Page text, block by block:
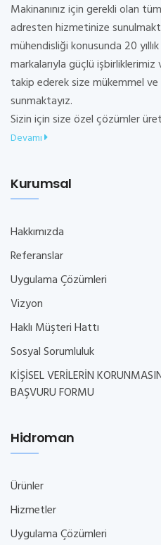
Makinanınız için gerekli olan
adresten hizmetinize
mühendisliği konusunda 20
markalarıyla güçlü
takip ederek size mükemmel
sunmaktayız.
Sizin için size özel çözümler
Devamı
Kurumsal
Hakkımızda
Referanslar
Uygulama Çözümleri
Vizyon
Haklı Müşteri Hattı
Sosyal Sorumluluk
KİŞİSEL VERİLERİN
BAŞVURU FORMU
Hidroman
Ürünler
Hizmetler
Uygulama Çözümleri